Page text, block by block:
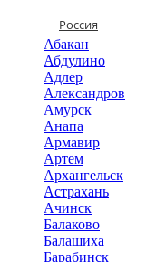
Россия
Абакан
Абдулино
Адлер
Александров
Амурск
Анапа
Армавир
Артем
Архангельск
Астрахань
Ачинск
Балаково
Балашиха
Барабинск